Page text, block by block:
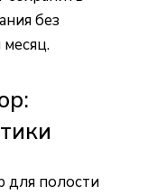
без
для полости